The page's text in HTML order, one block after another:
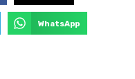
WhatsApp